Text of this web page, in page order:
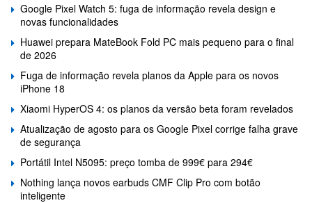
Google Pixel Watch 5: fuga de informação revela design e
novas funcionalidades
Huawei prepara MateBook Fold PC mais pequeno para o final
de 2026
Fuga de informação revela planos da Apple para os novos
iPhone 18
Xiaomi HyperOS 4: os planos da versão beta foram revelados
Atualização de agosto para os Google Pixel corrige falha grave
de segurança
Portátil Intel N5095: preço tomba de 999€ para 294€
Nothing lança novos earbuds CMF Clip Pro com botão
inteligente